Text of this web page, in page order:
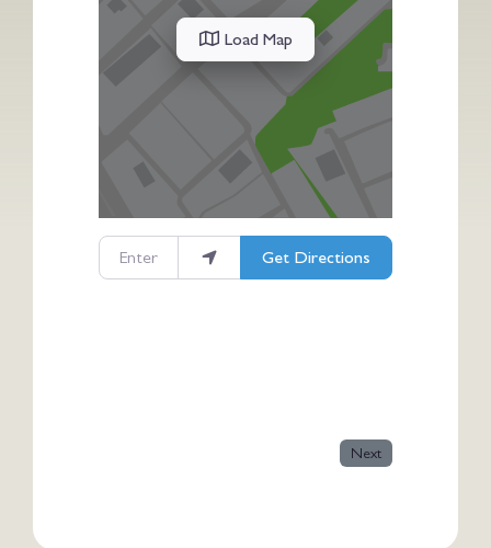
Load Map
Enter your location
Get Directions
Next